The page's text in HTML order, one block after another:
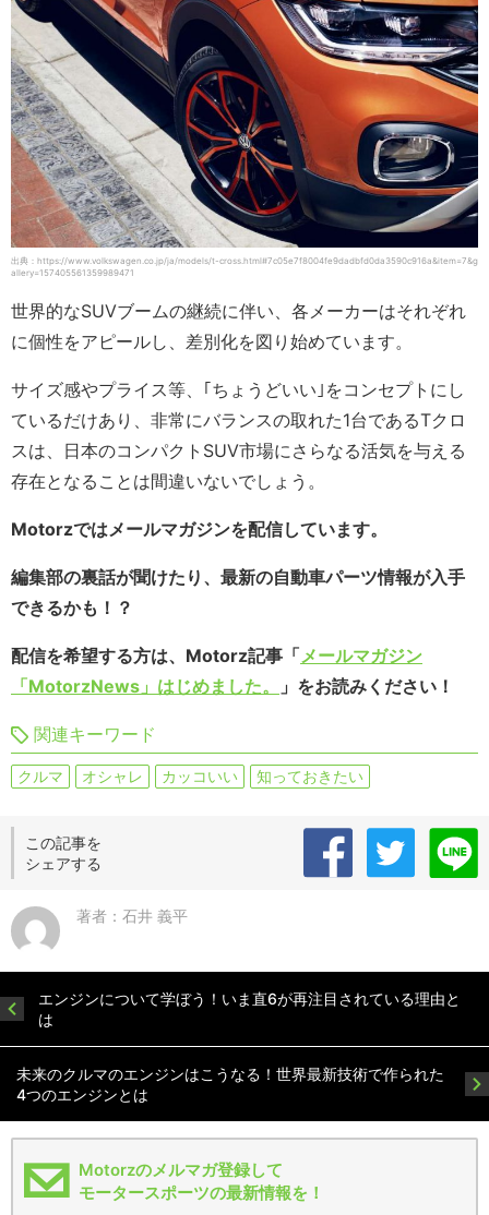
出典：https://www.volkswagen.co.jp/ja/models/t-cross.html#7c05e7f8004fe9dadbfd0da3590c916a&item=7&g
allery=157405561359989471
世界的なSUVブームの継続に伴い、各メーカーはそれぞれ
に個性をアピールし、差別化を図り始めています。
サイズ感やプライス等、｢ちょうどいい｣をコンセプトにし
ているだけあり、非常にバランスの取れた1台であるTクロ
スは、日本のコンパクトSUV市場にさらなる活気を与える
存在となることは間違いないでしょう。
Motorzではメールマガジンを配信しています。
編集部の裏話が聞けたり、最新の自動車パーツ情報が入手
できるかも！？
配信を希望する方は、Motorz記事「メールマガジン
「MotorzNews」はじめました。
」をお読みください！
関連キーワード
クルマ オシャレ カッコいい 知っておきたい
この記事を
シェアする
著者：石井 義平
エンジンについて学ぼう！いま直6が再注目されている理由と
は
未来のクルマのエンジンはこうなる！世界最新技術で作られた
4つのエンジンとは
Motorzのメルマガ登録して
モータースポーツの最新情報を！